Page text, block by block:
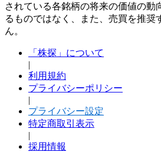
されている各銘柄の将来の価値の動
るものではなく、また、売買を推奨
ん。
「株探」について
|
利用規約
プライバシーポリシー
|
プライバシー設定
特定商取引表示
|
採用情報